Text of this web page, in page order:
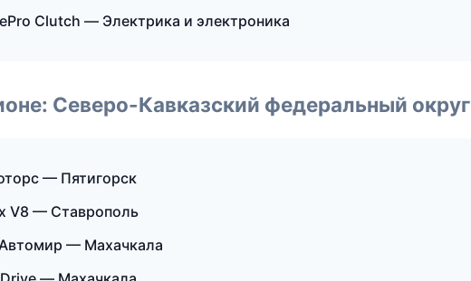
Clutch — Электрика и электроника
Северо-Кавказский федеральный округ
— Пятигорск
V8 — Ставрополь
— Махачкала